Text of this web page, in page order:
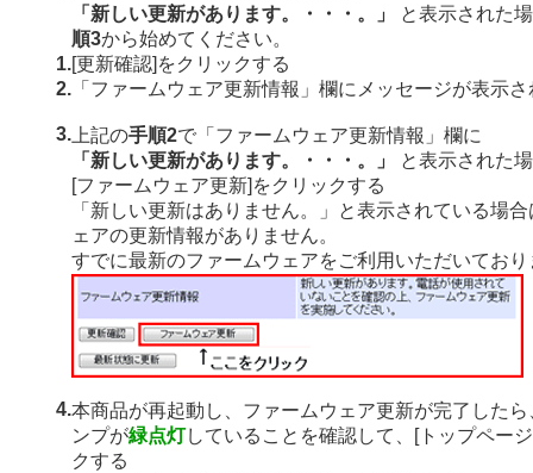
「新しい更新があります。・・・。」
と表示された
順3から始めてください。
1. [更新確認]をクリックする
2. 「ファームウェア更新情報」欄にメッセージが表示
3.上記の手順2で「ファームウェア更新情報」欄に
「新しい更新があります。・・・。」
と表示された
[ファームウェア更新]をクリックする
「新しい更新はありません。」と表示されている場
ェアの更新情報がありません。
すでに最新のファームウェアをご利用いただいており
4.本商品が再起動し、ファームウェア更新が完了した
ンプが緑点灯していることを確認して、[トップペー
クする